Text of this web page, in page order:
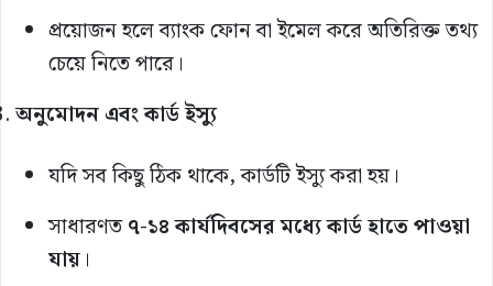
প্রয়োজন হলে ব্যাংক ফোন বা ইমেল করে অতিরিক্ত তথ্য
চেয়ে নিতে পারে।
অনুমোদন এবং কার্ড ইস্যু
যদি সব কিছু ঠিক থাকে, কার্ডটি ইস্যু করা হয়।
সাধারণত৭-১৪ কার্যদিবসের মধ্যে কার্ড হাতে পাওয়া
যায়।